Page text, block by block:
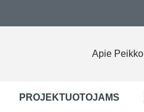
Apie Peikko
PROJEKTUOTOJAMS